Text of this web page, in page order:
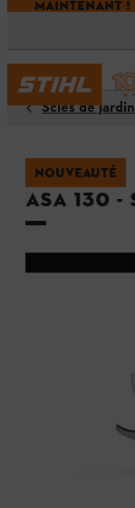
MAINTENANT !
NOUVEAUTÉ
ASA 130 -